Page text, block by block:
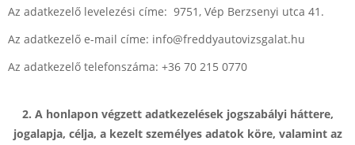
Az adatkezelő levelezési címe: 9751, Vép Berzsenyi utca 41.
Az adatkezelő e-mail címe: info@freddyautovizsgalat.hu
Az adatkezelő telefonszáma: +36 70 215 0770
2. A honlapon végzett adatkezelések jogszabályi háttere,
jogalapja, célja, a kezelt személyes adatok köre, valamint az